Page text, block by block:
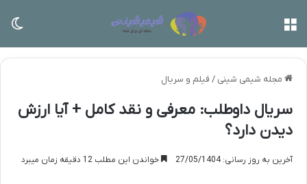
مجله شیمی شینی / فیلم و سریال
سریال داوطلب: معرفی و نقد کامل + آیا ارزش
دیدن دارد؟
آخرین به روز رسانی: 27/05/1404 خواندن این مطلب 12 دقیقه زمان میبرد